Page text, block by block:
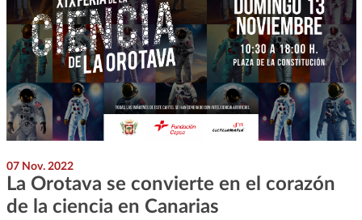
07 Nov. 2022
La Orotava se convierte en el corazón
de la ciencia en Canarias